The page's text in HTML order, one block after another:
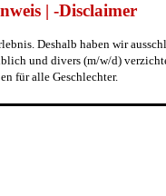
| -Disclaimer
Deshalb haben wir
und divers (m/w/d)
für alle Geschlechter.